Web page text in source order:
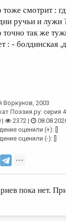
тоже смотрит :
ручьи и лужи
точно так же
: - болдинская
Воркунов, 2003
Поэзия.ру: серия
| 2372 |
оценили (+): []
оценили (-): []
пока нет.